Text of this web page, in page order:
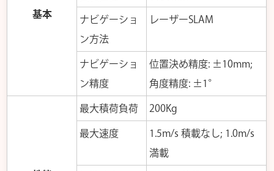
基本
ナビゲーショ
ン方法
レーザーSLAM
ナビゲーショ
ン精度
位置決め精度: ±10mm;
角度精度: ±1°
最大積荷負荷 200Kg
最大速度
1.5m/s 積載なし; 1.0m/s
満載